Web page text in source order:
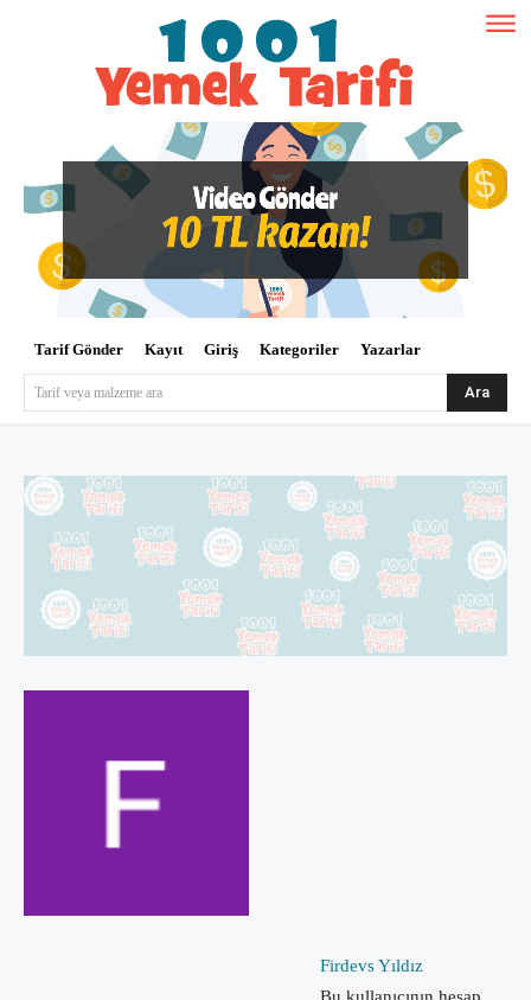
Tarif Gönder Kayıt Giriş Kategoriler Yazarlar
Tarif veya malzeme ara Ara
Firdevs Yıldız